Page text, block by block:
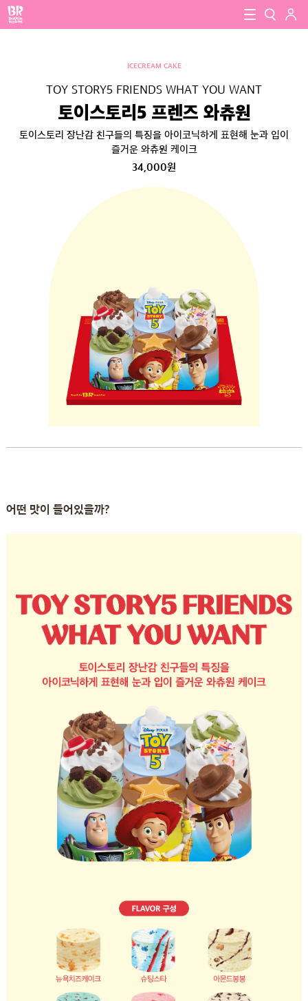
baskin robbins 검색
로그
close
ICECREAM CAKE
TOY STORY5 FRIENDS WHAT YOU WANT
토이스토리5 프렌즈 와츄원
토이스토리 장난감 친구들의 특징을 아이코닉하게 표현해 눈과 입이
즐거운 와츄원 케이크
34,000원
어떤 맛이 들어있을까?